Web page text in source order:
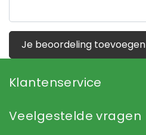
Je beoordeling toevoegen
Klantenservice
Veelgestelde vragen